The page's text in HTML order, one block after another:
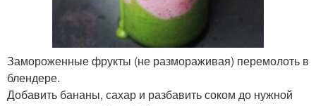
Замороженные фрукты (не размораживая) перемолоть в
блендере.
Добавить бананы, сахар и разбавить соком до нужной